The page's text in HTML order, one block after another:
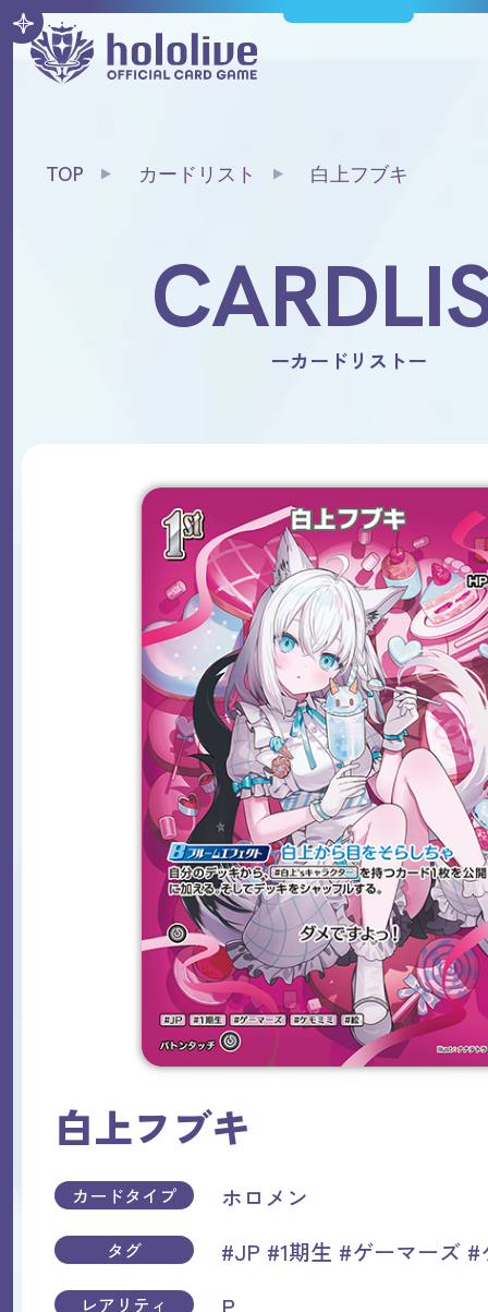
TOP カードリスト 白上フブキ
ーカードリストー
白上フブキ
カードタイプ ホロメン
タグ #JP #1期生 #ゲーマーズ #
レアリティ